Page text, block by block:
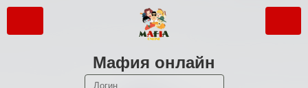
Мафия онлайн